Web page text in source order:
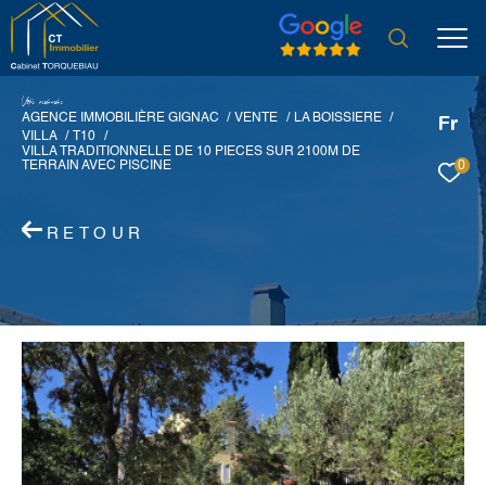
Fr
0
Vore recece
AGENCE IMMOBILIÈRE GIGNAC
VENTE
LA BOISSIERE
VILLA
T10
VILLA TRADITIONNELLE DE 10 PIECES SUR 2100M DE
TERRAIN AVEC PISCINE
RETOUR